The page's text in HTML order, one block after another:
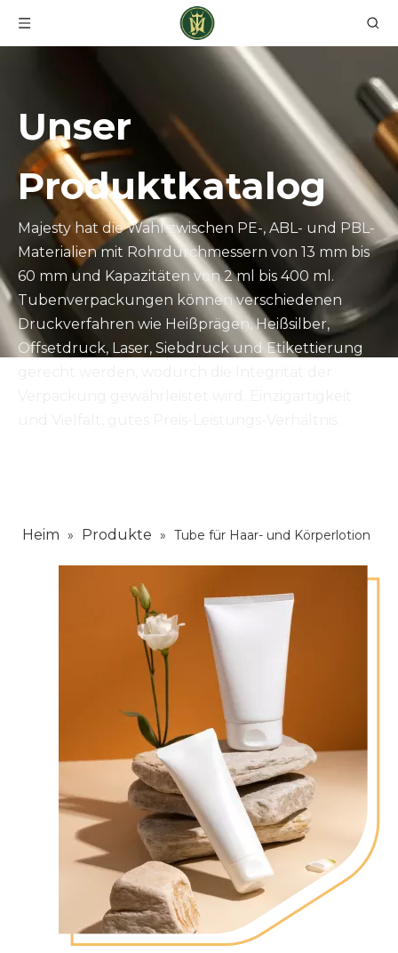
Unser
Produktkatalog
Majesty hat die Wahl zwischen PE-, ABL- und PBL-
Materialien mit Rohrdurchmessern von 13 mm bis
60 mm und Kapazitäten von 2 ml bis 400 ml.
Tubenverpackungen können verschiedenen
Druckverfahren wie Heißprägen, Heißsilber,
Offsetdruck, Laser, Siebdruck und Etikettierung
Heim » Produkte » Tube für Haar- und Körperlotion